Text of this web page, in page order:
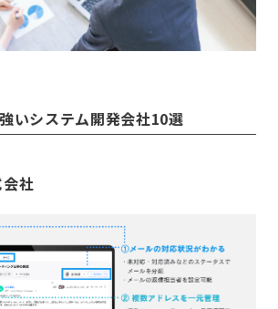
いシステム開発会社10選
社